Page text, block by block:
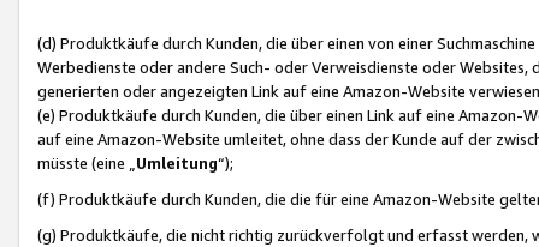
(d) Produktkäufe durch Kunden, die über einen von einer
Werbedienste oder andere Such- oder Verweisdienste oder Websites,
generierten oder angezeigten Link auf eine Amazon-Website
(e) Produktkäufe durch Kunden, die über einen Link auf eine
auf eine Amazon-Website umleitet, ohne dass der Kunde auf der
müsste (eine „ Umleitung“);
(f) Produktkäufe durch Kunden, die die für eine Amazon-Website
(g) Produktkäufe, die nicht richtig zurückverfolgt und erfasst werden,